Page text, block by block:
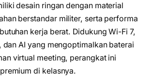
desain ringan dengan material
berstandar militer, serta performa
kerja berat. Didukung Wi-Fi 7,
dan AI yang mengoptimalkan baterai
virtual meeting, perangkat ini
di kelasnya.